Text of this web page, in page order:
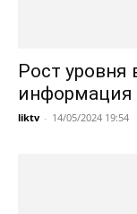
Рост
информация
liktv - 14/05/2024 19:54